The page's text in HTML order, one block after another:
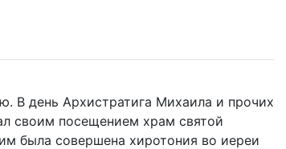
В день Архистратига Михаила и прочих
своим посещением храм святой
была совершена хиротония во иереи